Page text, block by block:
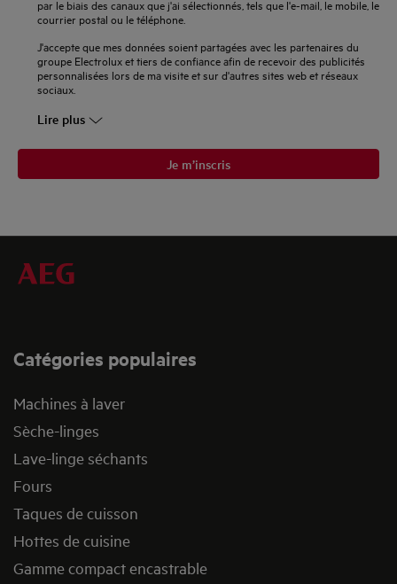
par le biais des canaux que j'ai sélectionnés, tels que l'e-mail, le mobile, le
courrier postal ou le téléphone.
J'accepte que mes données soient partagées avec les partenaires du
groupe Electrolux et tiers de confiance afin de recevoir des publicités
personnalisées lors de ma visite et sur d'autres sites web et réseaux
sociaux.
Lire plus
Je m’inscris
Catégories populaires
Machines à laver
Sèche-linges
Lave-linge séchants
Fours
Taques de cuisson
Hottes de cuisine
Gamme compact encastrable